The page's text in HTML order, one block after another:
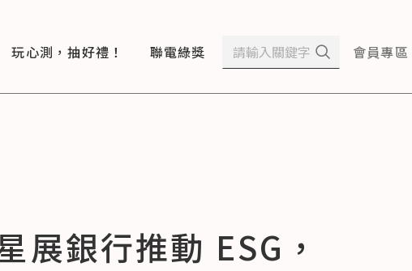
玩心測，抽好禮！ 聯電綠獎 會員專區
展銀行推動 ESG，